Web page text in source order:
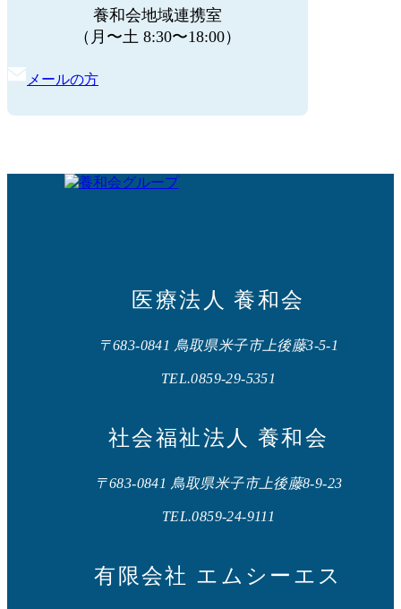
養和会地域連携室
（月〜土 8:30〜18:00）
メールの方
医療法人 養和会
〒683-0841 鳥取県米子市上後藤3-5-1
TEL.0859-29-5351
社会福祉法人 養和会
〒683-0841 鳥取県米子市上後藤8-9-23
TEL.0859-24-9111
有限会社 エムシーエス